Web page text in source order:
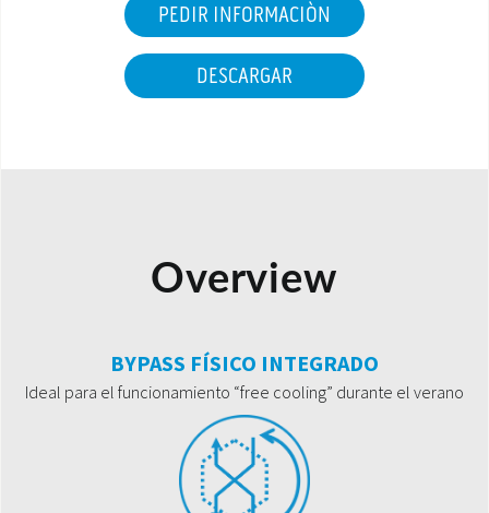
PEDIR INFORMACIÒN
DESCARGAR
Overview
BYPASS FÍSICO INTEGRADO
Ideal para el funcionamiento “free cooling” durante el verano